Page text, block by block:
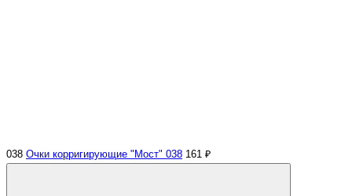
038 Очки корригирующие "Мост" 038 161 ₽